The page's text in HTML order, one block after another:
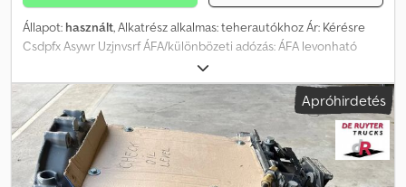
Állapot: használt, Alkatrész alkalmas: teherautókhoz Ár: Kérésre
Csdpfx Asywr Uzjnvsrf ÁFA/különbözeti adózás: ÁFA levonható
Apróhirdetés